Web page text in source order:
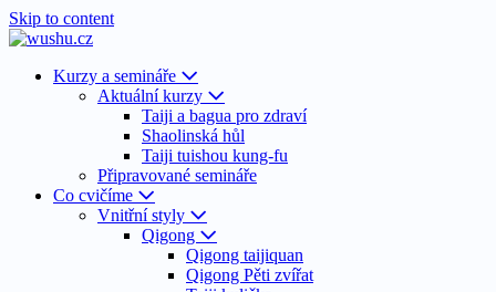
Skip to content
Kurzy a semináře
Aktuální kurzy
Taiji a bagua pro zdraví
Shaolinská hůl
Taiji tuishou kung-fu
Připravované semináře
Co cvičíme
Vnitřní styly
Qigong
Qigong taijiquan
Qigong Pěti zvířat